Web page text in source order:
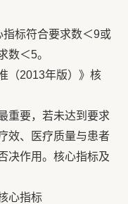
标符合要求数＜9或
数＜5。
2013年版）》核
要，若未达到要求
效、医疗质量与患者
决作用。核心指标及
心指标